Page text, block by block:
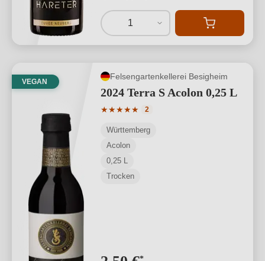
1
VEGAN
Felsengartenkellerei Besigheim
2024 Terra S Acolon 0,25 L
★★★★★
Durchschnittliche Bewertung von 5
2
Württemberg
Acolon
0,25 L
Trocken
*